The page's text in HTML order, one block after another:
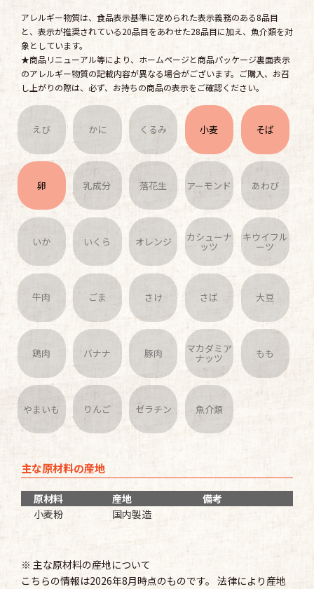
アレルギー物質は、食品表示基準に定められた表示義務のある8品目
と、表示が推奨されている20品目をあわせた28品目に加え、魚介類を対
象としています。
★商品リニューアル等により、ホームページと商品パッケージ裏面表示
のアレルギー物質の記載内容が異なる場合がございます。ご購入、お召
し上がりの際は、必ず、お持ちの商品の表示をご確認ください。
えび かに くるみ 小麦 そば
卵 乳成分 落花生 アーモンド あわび
いか いくら オレンジ カシューナ
ッツ
キウイフル
ーツ
牛肉 ごま さけ さば 大豆
鶏肉 バナナ 豚肉 マカダミア
ナッツ もも
やまいも りんご ゼラチン 魚介類
主な原材料の産地
原材料 産地
備考
小麦粉
国内製造
※ 主な原材料の産地について
こちらの情報は2026年8月時点のものです。 法律により産地